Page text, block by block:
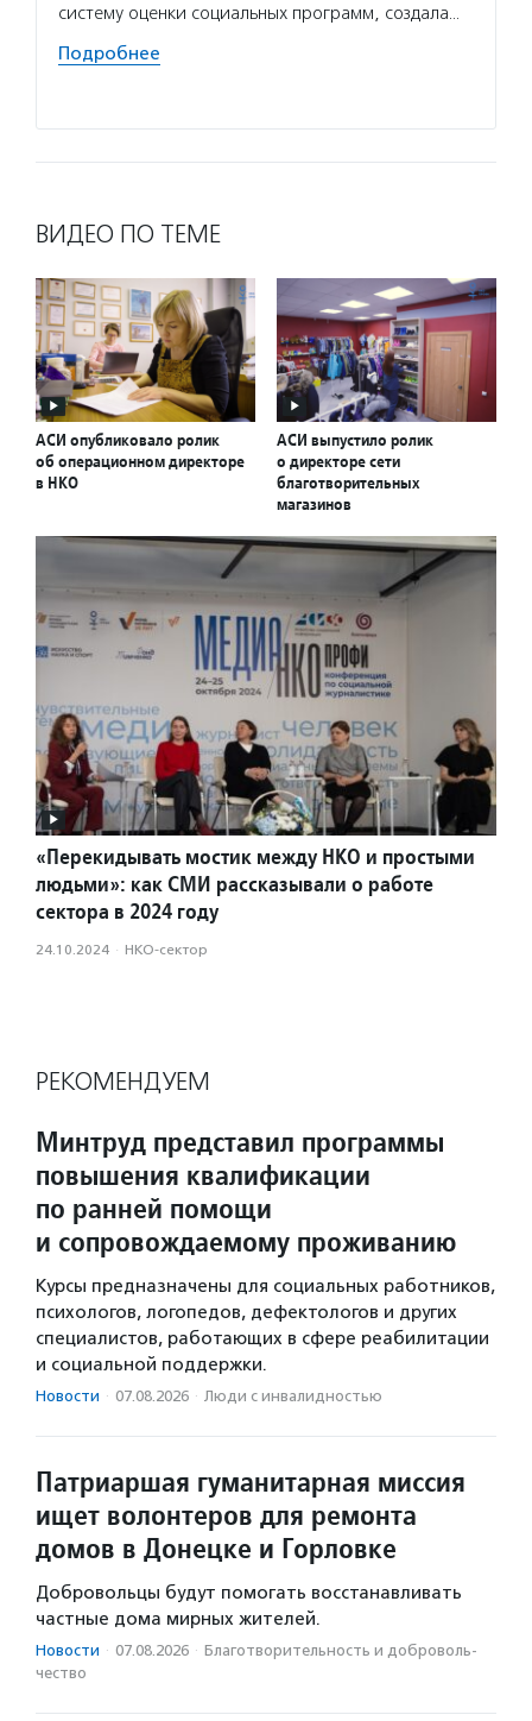
систему оценки социальных программ, создала…
Подробнее
ВИДЕО ПО ТЕМЕ
АСИ опубликовало ролик
об операционном директоре
в НКО
АСИ выпустило ролик
о директоре сети
благотворительных
магазинов
«Перекидывать мостик между НКО и простыми
людьми»: как СМИ рассказывали о работе
сектора в 2024 году
24.10.2024 · НКО-сектор
РЕКОМЕНДУЕМ
Минтруд представил программы
повышения квалификации
по ранней помощи
и сопровождаемому проживанию
Курсы предназначены для социальных работников,
психологов, логопедов, дефектологов и других
специалистов, работающих в сфере реабилитации
и социальной поддержки.
Новости · 07.08.2026 · Люди с инвалидностью
Патриаршая гуманитарная миссия
ищет волонтеров для ремонта
домов в Донецке и Горловке
Добровольцы будут помогать восстанавливать
частные дома мирных жителей.
Новости · 07.08.2026 · Благотвори­тель­ность и доброволь­
чест­во